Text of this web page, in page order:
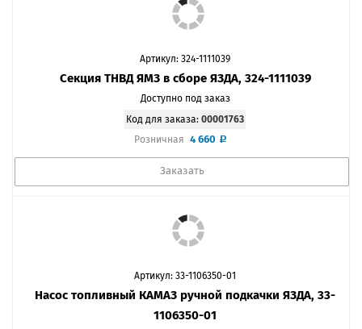
Артикул: 324-1111039
Секция ТНВД ЯМЗ в сборе ЯЗДА, 324-1111039
Доступно под заказ
Код для заказа: 00001763
Розничная 4 660
Заказать
Артикул: 33-1106350-01
Насос топливный КАМАЗ ручной подкачки ЯЗДА, 33-
1106350-01